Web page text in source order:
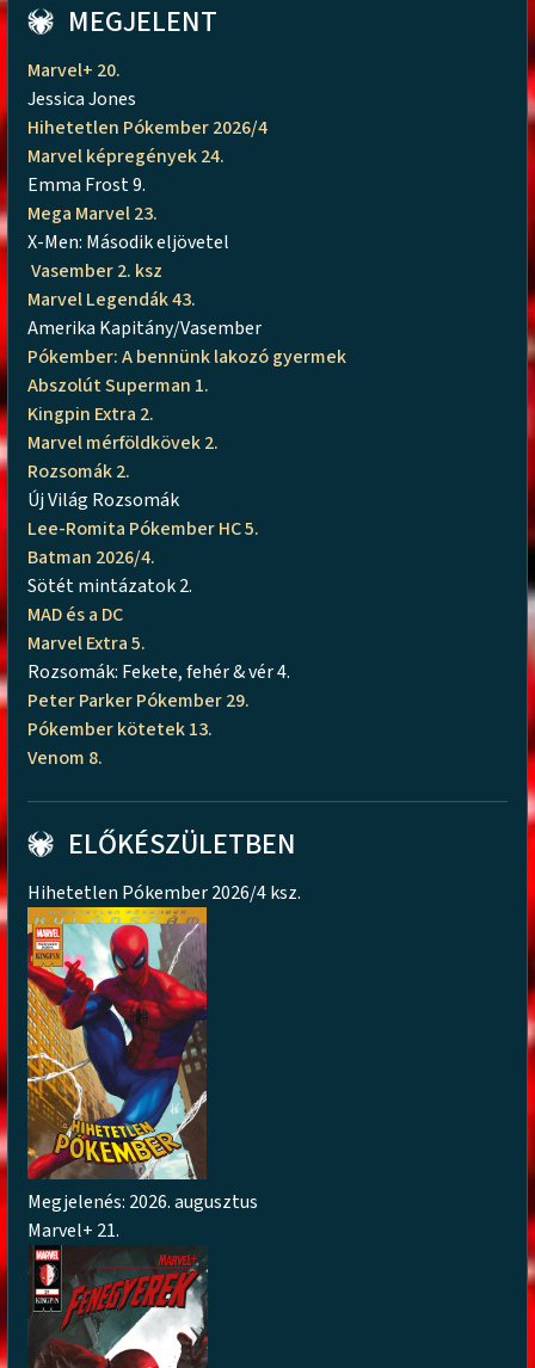
MEGJELENT
Marvel+ 20.
Jessica Jones
Hihetetlen Pókember 2026/4
Marvel képregények 24.
Emma Frost 9.
Mega Marvel 23.
X-Men: Második eljövetel
Vasember 2. ksz
Marvel Legendák 43.
Amerika Kapitány/Vasember
Pókember: A bennünk lakozó gyermek
Abszolút Superman 1.
Kingpin Extra 2.
Marvel mérföldkövek 2.
Rozsomák 2.
Új Világ Rozsomák
Lee-Romita Pókember HC 5.
Batman 2026/4.
Sötét mintázatok 2.
MAD és a DC
Marvel Extra 5.
Rozsomák: Fekete, fehér & vér 4.
Peter Parker Pókember 29.
Pókember kötetek 13.
Venom 8.
ELŐKÉSZÜLETBEN
Hihetetlen Pókember 2026/4 ksz.
Megjelenés: 2026. augusztus
Marvel+ 21.